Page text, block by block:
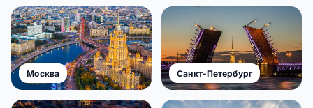
Москва Санкт-Петербург